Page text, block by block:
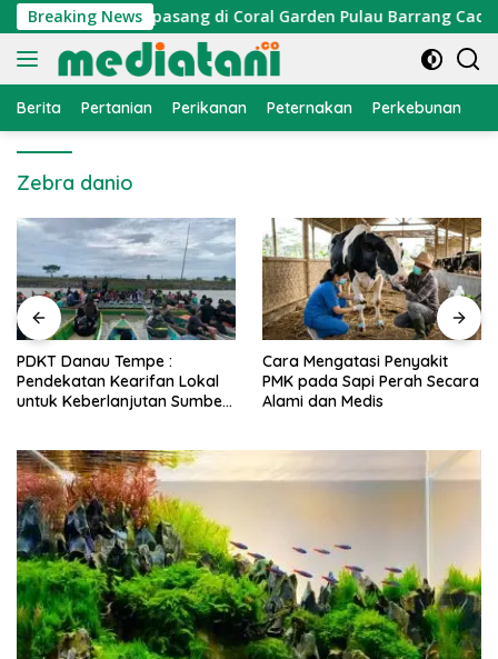
Langsung
ke
konten
Breaking News
Cumi Dipasang di Coral Garden Pulau Barrang Caddi
Berita Pertanian Perikanan Peternakan Perkebunan
Zebra danio
PDKT Danau Tempe :
Pendekatan Kearifan Lokal
untuk Keberlanjutan Sumber
Cara Mengatasi Penyakit
PMK pada Sapi Perah Secara
Alami dan Medis